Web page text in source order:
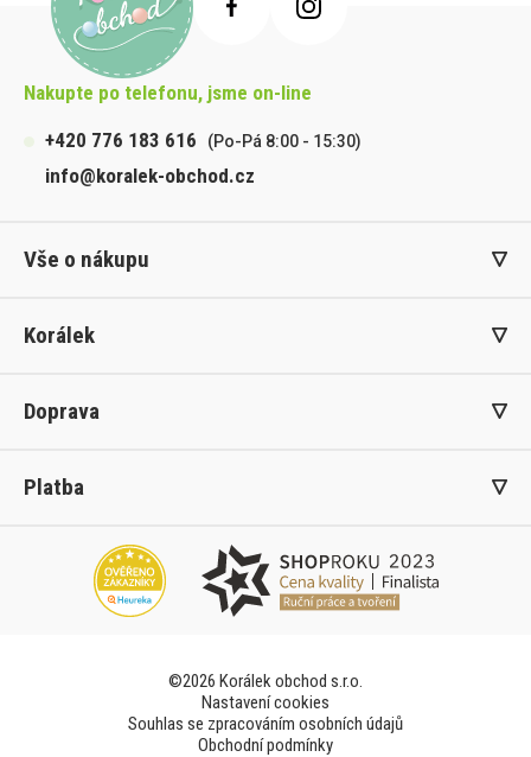
Nakupte po telefonu, jsme on-line
+420 776 183 616
(Po-Pá 8:00 - 15:30)
info@koralek-obchod.cz
Vše o nákupu
Korálek
Doprava
Platba
©2026 Korálek obchod s.r.o.
Nastavení cookies
Souhlas se zpracováním osobních údajů
Obchodní podmínky